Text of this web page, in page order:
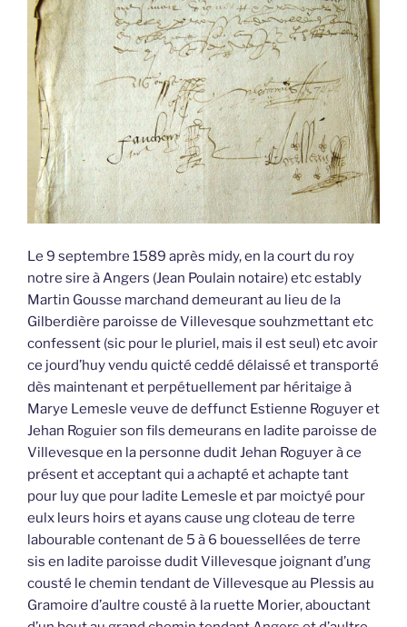
Le 9 septembre 1589 après midy, en la court du roy
notre sire à Angers (Jean Poulain notaire) etc estably
Martin Gousse marchand demeurant au lieu de la
Gilberdière paroisse de Villevesque souhzmettant etc
confessent (sic pour le pluriel, mais il est seul) etc avoir
ce jourd’huy vendu quicté ceddé délaissé et transporté
dès maintenant et perpétuellement par héritaige à
Marye Lemesle veuve de deffunct Estienne Roguyer et
Jehan Roguier son fils demeurans en ladite paroisse de
Villevesque en la personne dudit Jehan Roguyer à ce
présent et acceptant qui a achapté et achapte tant
pour luy que pour ladite Lemesle et par moictyé pour
eulx leurs hoirs et ayans cause ung cloteau de terre
labourable contenant de 5 à 6 bouessellées de terre
sis en ladite paroisse dudit Villevesque joignant d’ung
cousté le chemin tendant de Villevesque au Plessis au
Gramoire d’aultre cousté à la ruette Morier, abouctant